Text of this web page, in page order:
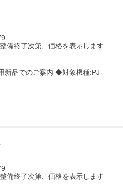
備終了次第、価格を表示します
新品でのご案内 ◆対象機種:PJ-
備終了次第、価格を表示します